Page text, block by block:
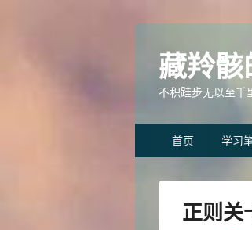
藏羚
不积跬步无以至千
Primary首页 学习
正则关